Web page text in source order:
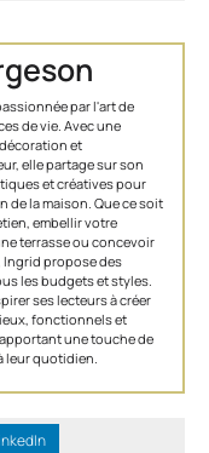
par l'art de
de vie. Avec une
et
elle partage sur son
et créatives pour
de la maison. Que ce soit
embellir votre
terrasse ou concevoir
propose des
les budgets et styles.
ses lecteurs à créer
fonctionnels et
une touche de
leur quotidien.